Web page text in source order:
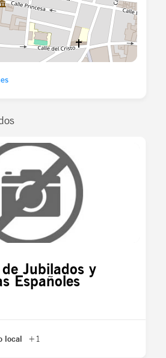
Jubilados y
Españoles
local +1